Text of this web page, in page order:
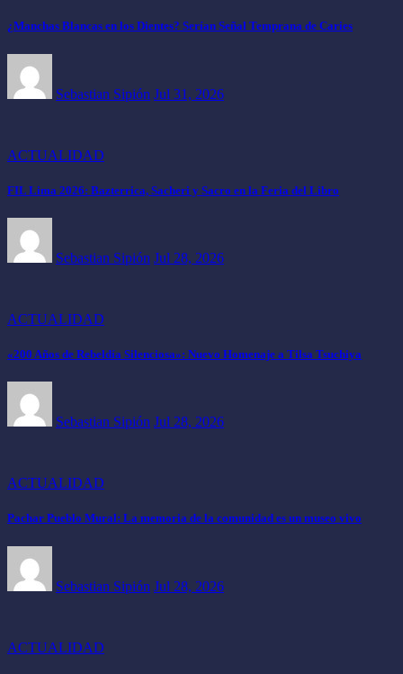
¿Manchas Blancas en los Dientes? Serían Señal Temprana de Caries
Sebastian Sipión Jul 31, 2026
ACTUALIDAD
FIL Lima 2026: Bazterrica, Sacheri y Sacro en la Feria del Libro
Sebastian Sipión Jul 28, 2026
ACTUALIDAD
«200 Años de Rebeldía Silenciosa»: Nuevo Homenaje a Tilsa Tsuchiya
Sebastian Sipión Jul 28, 2026
ACTUALIDAD
Pachar Pueblo Mural: La memoria de la comunidad es un museo vivo
Sebastian Sipión Jul 28, 2026
ACTUALIDAD